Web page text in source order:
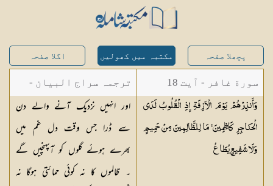
پچھلا صفحہ مکتبہ میں کھولیں اگلا صفحہ
سورة غافر - آیت 18
وَأَنذِرْهُمْ يَوْمَ الْآزِفَةِ إِذِ الْقُلُوبُ لَدَى
الْحَنَاجِرِ كَاظِمِينَ ۚ مَا لِلظَّالِمِينَ مِنْ حَمِيمٍ
وَلَا شَفِيعٍيُطَاعُ
ترجمہ سراج البیان -
مستفاد از ترجمتین
شاہ عبدالقادر دھلوی/
شاہ رفیع الدین دھلوی
اور انہیں نزدیک آنے والے دن
سے ڈرا جس وقت دل غم میں
بھرے ہوئے گلوں کو آپہنچیں گے
۔ ظالموں کا نہ کوئی حمائتی ہوگا نہ